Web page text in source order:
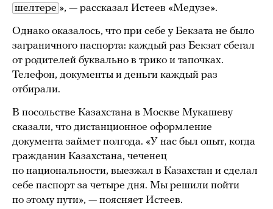
шелтере », — рассказал Истеев «Медузе».
Однако оказалось, что при себе у Бекзата не было
заграничного паспорта: каждый раз Бекзат сбегал
от родителей буквально в трико и тапочках.
Телефон, документы и деньги каждый раз
отбирали.
В посольстве Казахстана в Москве Мукашеву
сказали, что дистанционное оформление
документа займет полгода. «У нас был опыт, когда
гражданин Казахстана, чеченец
по национальности, выезжал в Казахстан и сделал
себе паспорт за четыре дня. Мы решили пойти
по этому пути», — поясняет Истеев.